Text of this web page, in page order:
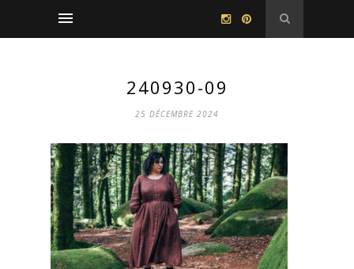
240930-09
25 DÉCEMBRE 2024